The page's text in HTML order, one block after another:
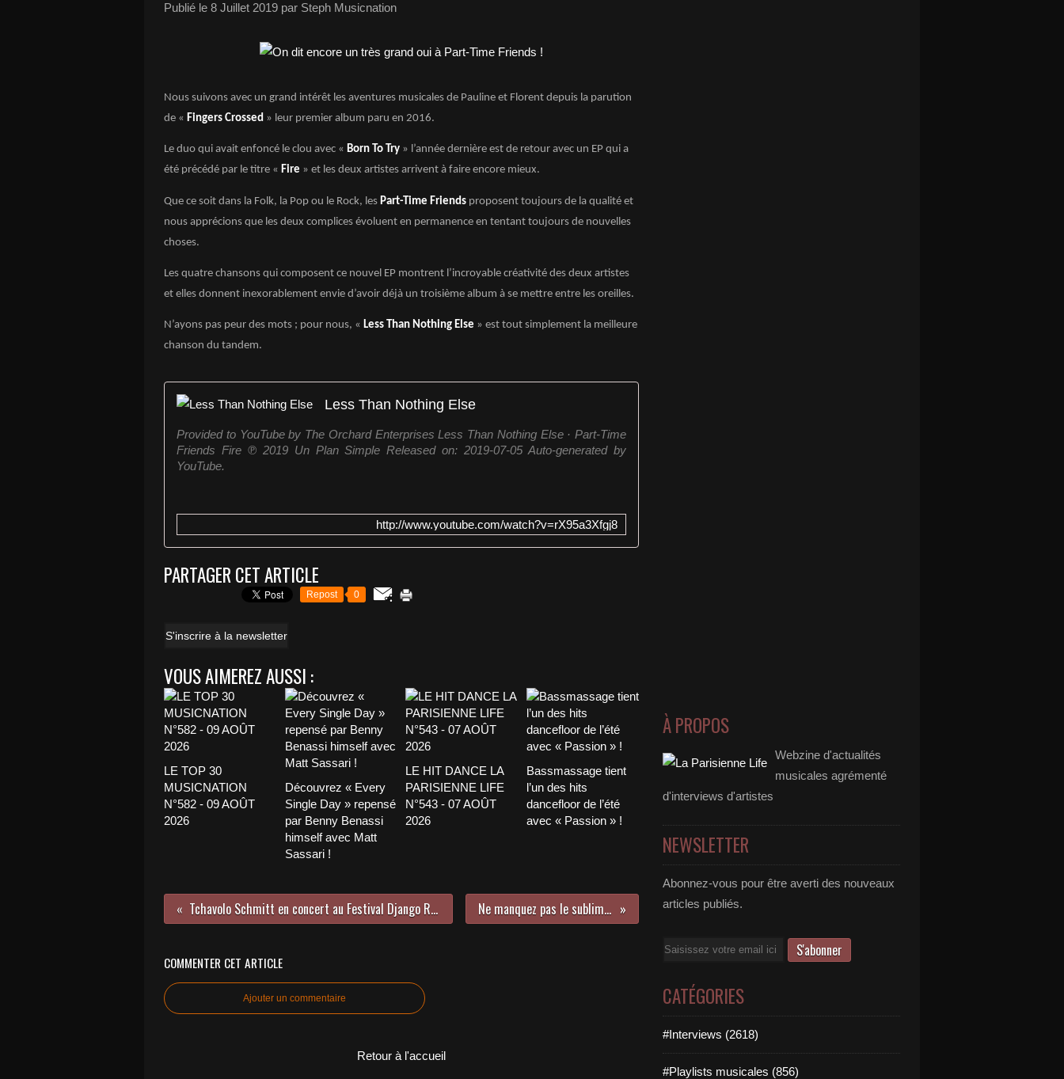
Publié le 8 Juillet 2019 par Steph Musicnation
Nous suivons avec un grand intérêt les aventures musicales de Pauline et Florent depuis la parution
de « Fingers Crossed » leur premier album paru en 2016.
Le duo qui avait enfoncé le clou avec « Born To Try » l’année dernière est de retour avec un EP qui a
été précédé par le titre « Fire » et les deux artistes arrivent à faire encore mieux.
Que ce soit dans la Folk, la Pop ou le Rock, les Part-Time Friends proposent toujours de la qualité et
nous apprécions que les deux complices évoluent en permanence en tentant toujours de nouvelles
choses.
Les quatre chansons qui composent ce nouvel EP montrent l’incroyable créativité des deux artistes
et elles donnent inexorablement envie d’avoir déjà un troisième album à se mettre entre les oreilles.
N’ayons pas peur des mots ; pour nous, « Less Than Nothing Else » est tout simplement la meilleure
chanson du tandem.
Less Than Nothing Else
Provided to YouTube by The Orchard Enterprises Less Than Nothing Else · Part-Time
Friends Fire ℗ 2019 Un Plan Simple Released on: 2019-07-05 Auto-generated by
YouTube.
http://www.youtube.com/watch?v=rX95a3Xfgj8
PARTAGER CET ARTICLE
Repost 0
S'inscrire à la newsletter
VOUS AIMEREZ AUSSI :
LE TOP 30
MUSICNATION
N°582 - 09 AOÛT
2026
Découvrez « Every
Single Day » repensé
par Benny Benassi
himself avec Matt
Sassari !
LE HIT DANCE LA
PARISIENNE LIFE
N°543 - 07 AOÛT
2026
Bassmassage tient
l’un des hits
dancefloor de l’été
avec « Passion » !
Tchavolo Schmitt en concert au Festival Django Reinhardt à Fontainebleau, nous y étions ! Ne manquez pas le sublime nouveau clip de SiAu !
COMMENTER CET ARTICLE
Ajouter un commentaire
Retour à l'accueil
À PROPOS
Webzine d'actualités
musicales agrémenté
d'interviews d'artistes
NEWSLETTER
Abonnez-vous pour être averti des nouveaux
articles publiés.
Email
CATÉGORIES
#Interviews (2618)
#Playlists musicales (856)